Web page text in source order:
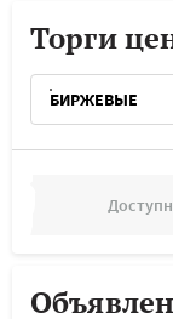
Торги
БИРЖЕВЫЕ